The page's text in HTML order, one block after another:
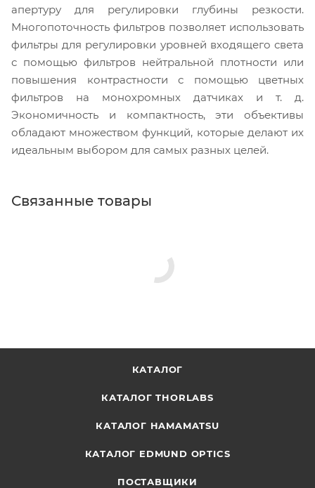
апертуру для регулировки глубины резкости.
Многопоточность фильтров позволяет использовать
фильтры для регулировки уровней входящего света
с помощью фильтров нейтральной плотности или
повышения контрастности с помощью цветных
фильтров на монохромных датчиках и т. д.
Экономичность и компактность, эти объективы
обладают множеством функций, которые делают их
идеальным выбором для самых разных целей.
Связанные товары
КАТАЛОГ
КАТАЛОГ THORLABS
КАТАЛОГ HAMAMATSU
КАТАЛОГ EDMUND OPTICS
ПОСТАВЩИКИ